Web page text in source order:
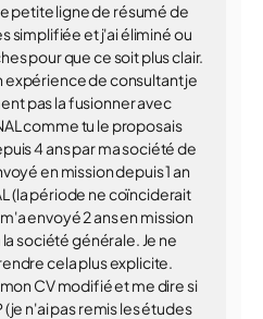
petite ligne de résumé de
simplifiée et j'ai éliminé ou
pour que ce soit plus clair.
expérience de consultant je
pas la fusionner avec
comme tu le proposais
4 ans par ma société de
en mission depuis 1 an
(la période ne coïnciderait
envoyé 2 ans en mission
société générale. Je ne
cela plus explicite.
CV modifié et me dire si
n'ai pas remis les études